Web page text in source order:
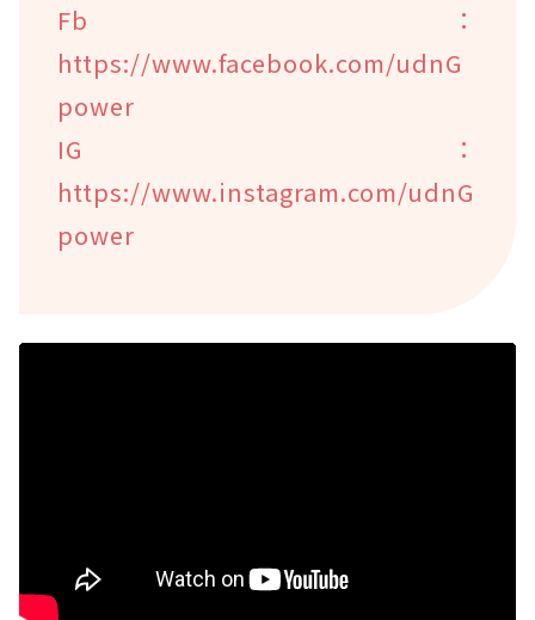
Fb：
https://www.facebook.com/udnG
power
IG：
https://www.instagram.com/udnG
power